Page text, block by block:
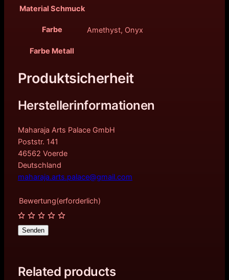
Material Schmuck
Farbe Amethyst, Onyx
Farbe Metall
Produktsicherheit
Herstellerinformationen
Maharaja Arts Palace GmbH
Poststr. 141
46562 Voerde
Deutschland
maharaja.arts.palace@gmail.com
Bewertung(erforderlich)
Senden
Related products